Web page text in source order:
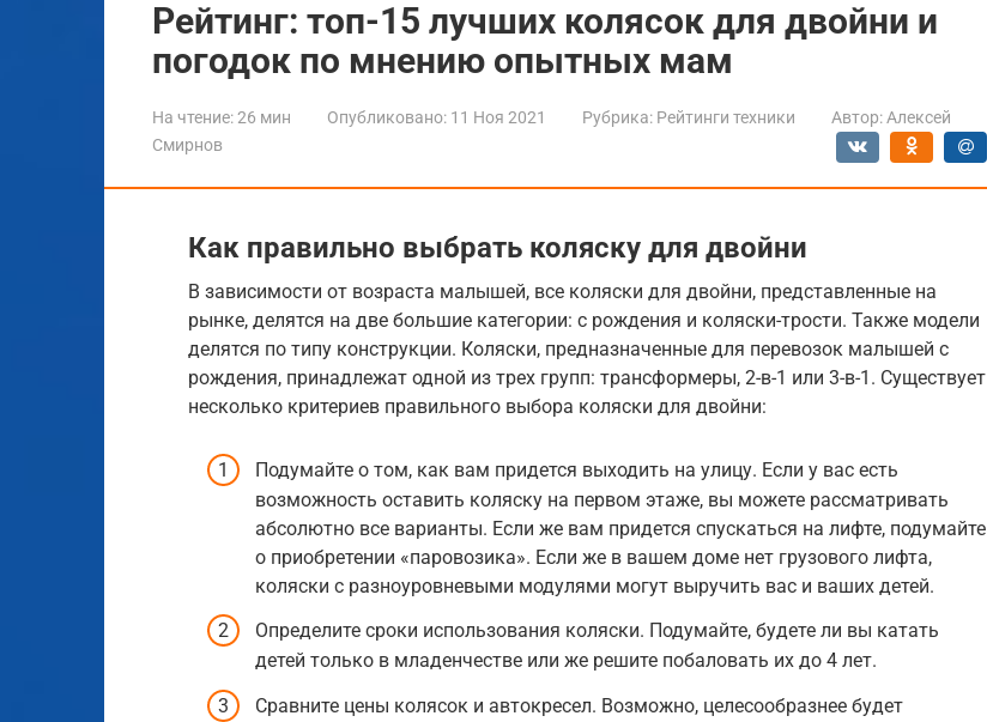
Рейтинг: топ-15 лучших колясок для двойни и
погодок по мнению опытных мам
На чтение:26 мин Опубликовано: 11 Ноя 2021 Рубрика: Рейтинги техники Автор: Алексей
Смирнов
Как правильно выбрать коляску для двойни
В зависимости от возраста малышей, все коляски для двойни, представленные на
рынке, делятся на две большие категории: с рождения и коляски-трости. Также модели
делятся по типу конструкции. Коляски, предназначенные для перевозок малышей с
рождения, принадлежат одной из трех групп: трансформеры, 2-в-1 или 3-в-1. Существует
несколько критериев правильного выбора коляски для двойни:
Подумайте о том, как вам придется выходить на улицу. Если у вас есть
возможность оставить коляску на первом этаже, вы можете рассматривать
абсолютно все варианты. Если же вам придется спускаться на лифте, подумайте
о приобретении «паровозика». Если же в вашем доме нет грузового лифта,
коляски с разноуровневыми модулями могут выручить вас и ваших детей.
Определите сроки использования коляски. Подумайте, будете ли вы катать
детей только в младенчестве или же решите побаловать их до 4 лет.
Сравните цены колясок и автокресел. Возможно, целесообразнее будет